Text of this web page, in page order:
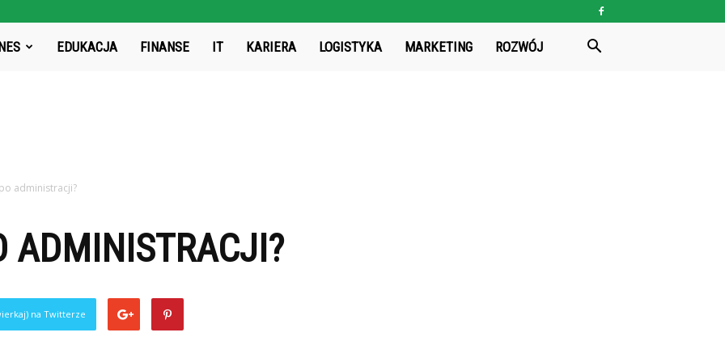
EDUKACJA FINANSE IT KARIERA LOGISTYKA MARKETING ROZWÓJ
administracji?
ADMINISTRACJI?
na Twitterze